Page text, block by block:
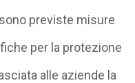
previste misure
per la protezione
alle aziende la